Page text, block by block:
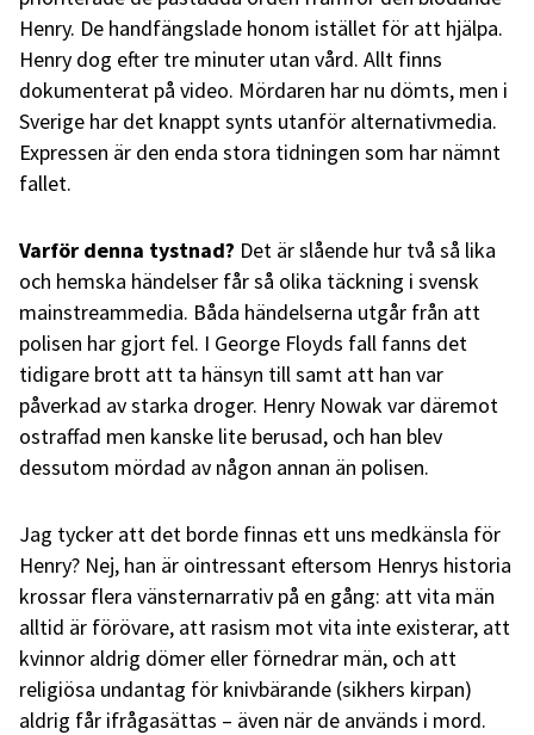
Henry. De handfängslade honom istället för att hjälpa.
Henry dog efter tre minuter utan vård. Allt finns
dokumenterat på video. Mördaren har nu dömts, men i
Sverige har det knappt synts utanför alternativmedia.
Expressen är den enda stora tidningen som har nämnt
fallet.
Varför denna tystnad? Det är slående hur två så lika
och hemska händelser får så olika täckning i svensk
mainstreammedia. Båda händelserna utgår från att
polisen har gjort fel. I George Floyds fall fanns det
tidigare brott att ta hänsyn till samt att han var
påverkad av starka droger. Henry Nowak var däremot
ostraffad men kanske lite berusad, och han blev
dessutom mördad av någon annan än polisen.
Jag tycker att det borde finnas ett uns medkänsla för
Henry? Nej, han är ointressant eftersom Henrys historia
krossar flera vänsternarrativ på en gång: att vita män
alltid är förövare, att rasism mot vita inte existerar, att
kvinnor aldrig dömer eller förnedrar män, och att
religiösa undantag för knivbärande (sikhers kirpan)
aldrig får ifrågasättas – även när de används i mord.